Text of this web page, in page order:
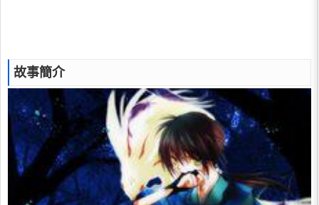
故事簡介